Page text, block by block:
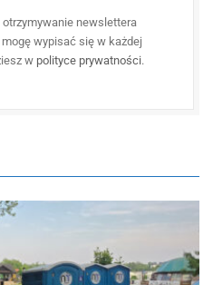
otrzymywanie newslettera
wypisać się w każdej
w polityce prywatności.